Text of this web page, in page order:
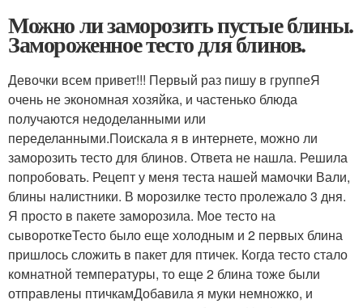
Можно ли заморозить пустые блины.
Замороженное тесто для блинов.
Девочки всем привет!!! Первый раз пишу в группеЯ
очень не экономная хозяйка, и частенько блюда
получаются недоделанными или
переделанными.Поискала я в интернете, можно ли
заморозить тесто для блинов. Ответа не нашла. Решила
попробовать. Рецепт у меня теста нашей мамочки Вали,
блины налистники. В морозилке тесто пролежало 3 дня.
Я просто в пакете заморозила. Мое тесто на
сывороткеТесто было еще холодным и 2 первых блина
пришлось сложить в пакет для птичек. Когда тесто стало
комнатной температуры, то еще 2 блина тоже были
отправлены птичкамДобавила я муки немножко, и